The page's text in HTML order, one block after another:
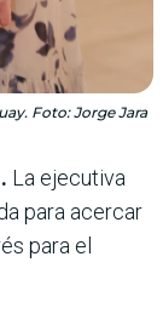
Foto: Jorge Jara
La ejecutiva
para acercar
para el